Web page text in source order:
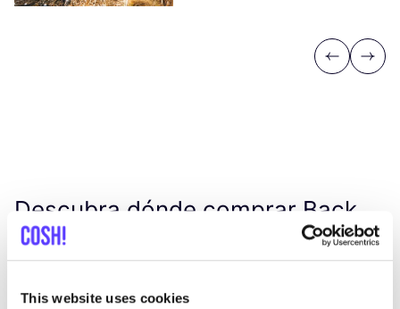
This website uses cookies
Previous
Next
Descubra dónde comprar Back
To The Roots